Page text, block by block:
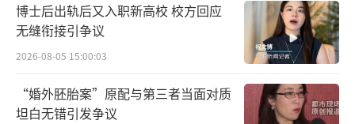
博士后出轨后又入职新高校 校方回应
无缝衔接引争议
2026-08-05 15:00:03
“婚外胚胎案”原配与第三者当面对质
坦白无错引发争议